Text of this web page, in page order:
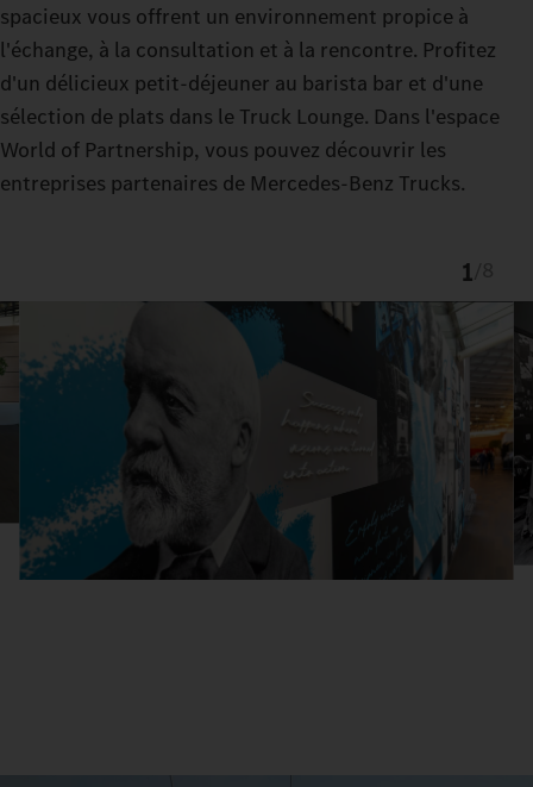
spacieux vous offrent un environnement propice à
l'échange, à la consultation et à la rencontre. Profitez
d'un délicieux petit-déjeuner au barista bar et d'une
sélection de plats dans le Truck Lounge. Dans l'espace
World of Partnership, vous pouvez découvrir les
entreprises partenaires de Mercedes-Benz Trucks.
1